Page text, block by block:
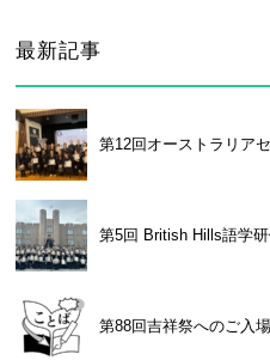
最新記事
第12回オーストラリア
第5回 British Hills語学
第88回吉祥祭へのご入